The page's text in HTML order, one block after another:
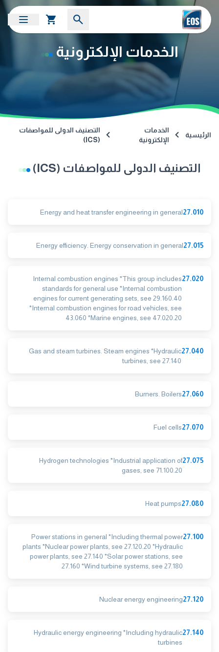
الخدمات الإلكترونية
الرئيسية
الخدمات
الإلكترونية
التصنيف الدولى للمواصفات
(ICS)
التصنيف الدولى للمواصفات (ICS)
27.010
Energy and heat transfer engineering in general
27.015
Energy efficiency. Energy conservation in general
27.020
Internal combustion engines *This group includes
standards for general use *Internal combustion
engines for current generating sets, see 29.160.40
*Internal combustion engines for road vehicles, see
43.060 *Marine engines, see 47.020.20
27.040
Gas and steam turbines. Steam engines *Hydraulic
turbines, see 27.140
27.060
Burners. Boilers
27.070
Fuel cells
27.075
Hydrogen technologies *Industrial application of
gases, see 71.100.20
27.080
Heat pumps
27.100
Power stations in general *Including thermal power
plants *Nuclear power plants, see 27.120.20 *Hydraulic
power plants, see 27.140 *Solar power stations, see
27.160 *Wind turbine systems, see 27.180
27.120
Nuclear energy engineering
27.140
Hydraulic energy engineering *Including hydraulic
turbines